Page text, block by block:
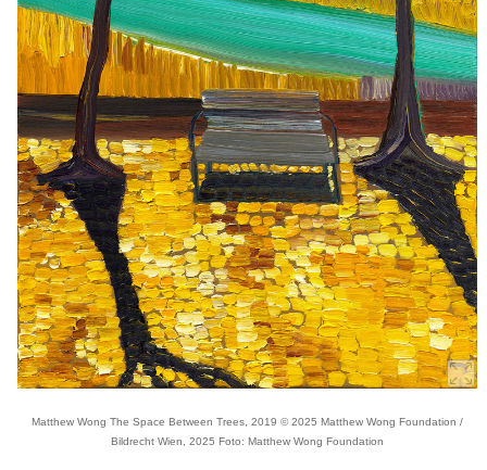
Matthew Wong The Space Between Trees, 2019 © 2025 Matthew Wong Foundation /
Bildrecht Wien, 2025 Foto: Matthew Wong Foundation